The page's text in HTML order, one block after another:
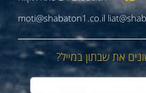
moti@shabaton1.co.il
את שבתון במייל?